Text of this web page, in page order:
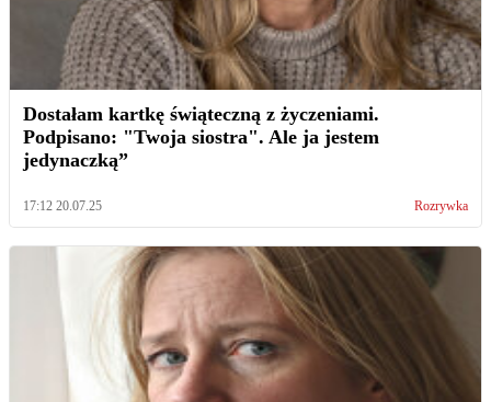
Dostałam kartkę świąteczną z życzeniami.
Podpisano: "Twoja siostra". Ale ja jestem
jedynaczką”
17:12 20.07.25 Rozrywka